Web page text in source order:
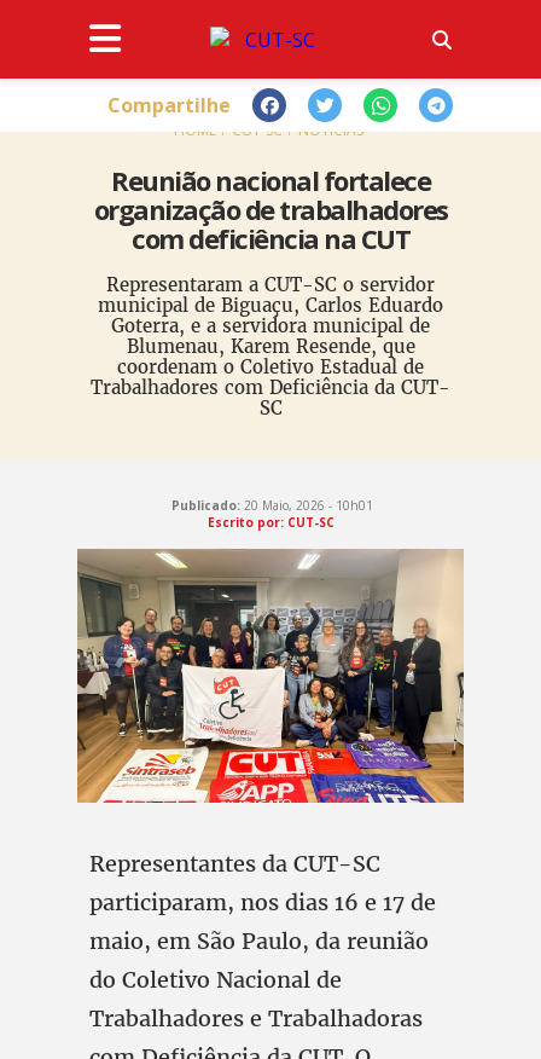
HOME CUT-SC NOTÍCIAS
Reunião nacional fortalece
organização de trabalhadores
com deficiência na CUT
Representaram a CUT-SC o servidor
municipal de Biguaçu, Carlos Eduardo
Goterra, e a servidora municipal de
Blumenau, Karem Resende, que
coordenam o Coletivo Estadual de
Trabalhadores com Deficiência da CUT-
SC
Compartilhe
Publicado: 20 Maio, 2026 - 10h01
Escrito por: CUT-SC
Representantes da CUT-SC
participaram, nos dias 16 e 17 de
maio, em São Paulo, da reunião
do Coletivo Nacional de
Trabalhadores e Trabalhadoras